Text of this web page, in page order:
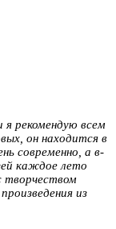
я рекомендую всем
он находится в
современно, а в-
каждое лето
творчеством
из